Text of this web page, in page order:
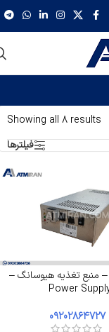
Showing all 8 results
فیلترها
– منبع تغذیه هیوسانگ –
Power
09202864727